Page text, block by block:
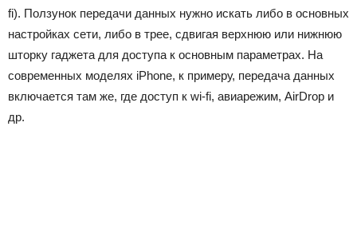
fi). Ползунок передачи данных нужно искать либо в основных
настройках сети, либо в трее, сдвигая верхнюю или нижнюю
шторку гаджета для доступа к основным параметрах. На
современных моделях iPhone, к примеру, передача данных
включается там же, где доступ к wi-fi, авиарежим, AirDrop и
др.